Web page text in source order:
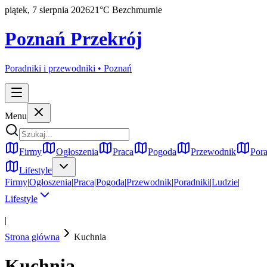
piątek, 7 sierpnia 202621°C Bezchmurnie
Poznań Przekrój
Poradniki i przewodniki • Poznań
Menu
Firmy Ogłoszenia Praca Pogoda Przewodnik
Lifestyle
Firmy|Ogłoszenia|Praca|Pogoda|Przewodnik|Poradniki|Ludzie|
Lifestyle
|
Strona główna
Kuchnia